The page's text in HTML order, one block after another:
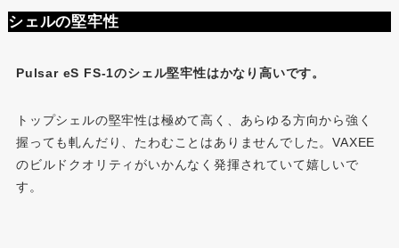
シェルの堅牢性
Pulsar eS FS-1のシェル堅牢性はかなり高いです。
トップシェルの堅牢性は極めて高く、あらゆる方向から強く
握っても軋んだり、たわむことはありませんでした。VAXEE
のビルドクオリティがいかんなく発揮されていて嬉しいで
す。